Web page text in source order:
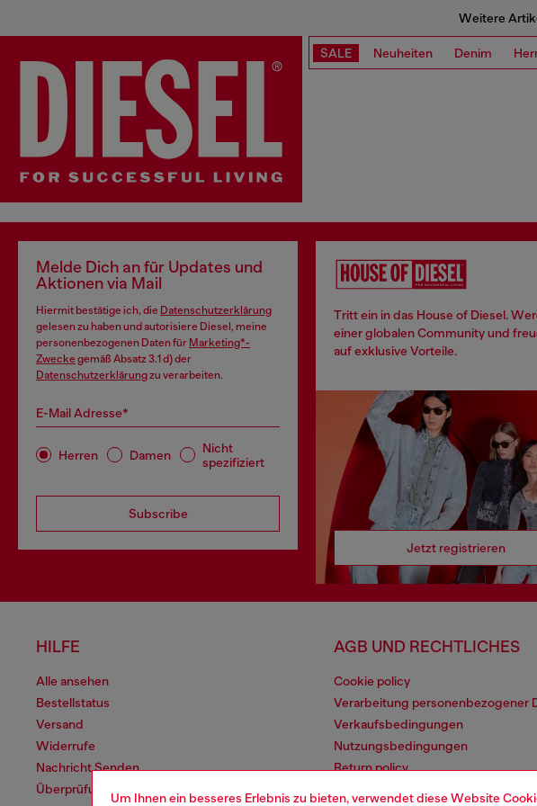
Um Ihnen ein besseres Erlebnis zu bieten, verwendet diese Website
Weitere
SALE Neuheiten Denim
Melde Dich an für Updates und
Aktionen via Mail
Hiermit bestätige ich, die Datenschutzerklärung
gelesen zu haben und autorisiere Diesel, meine
personenbezogenen Daten für Marketing*-
Zwecke gemäß Absatz 3.1 d) der
Datenschutzerklärungzu verarbeiten.
E-Mail Adresse*
Herren Damen
Nicht
spezifiziert
Subscribe
Tritt ein in das House of Diesel.
einer globalen Community und
auf exklusive Vorteile.
Jetzt registrieren
HILFE
Alle ansehen
Bestellstatus
Versand
Widerrufe
Nachricht Senden
Überprüfung der Authentizität
AGB UND RECHTLICHES
Cookie policy
Verarbeitung personenbezogener
Verkaufsbedingungen
Nutzungsbedingungen
Return policy